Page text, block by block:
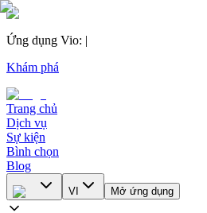
Ứng dụng Vio: |
Khám phá
Trang chủ
Dịch vụ
Sự kiện
Bình chọn
Blog
VI Mở ứng dụng